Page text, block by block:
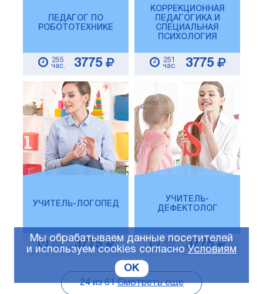
ПЕДАГОГ ПО
РОБОТОТЕХНИКЕ
255
час.
3775
КОРРЕКЦИОННАЯ
ПЕДАГОГИКА И
СПЕЦИАЛЬНАЯ
ПСИХОЛОГИЯ
251
час.
3775
УЧИТЕЛЬ-ЛОГОПЕД
255
час.
3775
УЧИТЕЛЬ-
ДЕФЕКТОЛОГ
252
час.
3775
24из61 Смотреть еще
Мы обрабатываем данные посетителей
и используем cookies согласноУсловиям
OK